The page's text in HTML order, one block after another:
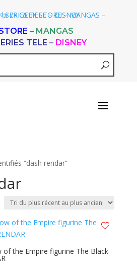
– MANGAS
TELE – DISNEY
“dash rendar”
of the Empire figurine The Black